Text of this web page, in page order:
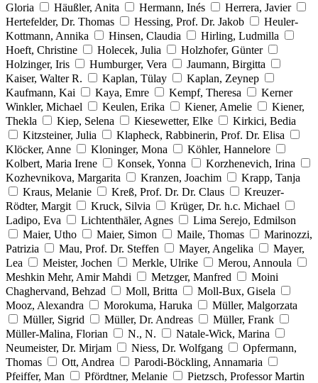
Gloria
Häußler, Anita Hermann, Inés
Herrera, Javier
Hertefelder, Dr. Thomas
Hessing, Prof. Dr. Jakob
Heuler-
Kottmann, Annika
Hinsen, Claudia
Hirling, Ludmilla
Hoeft, Christine
Holecek, Julia
Holzhofer, Günter
Holzinger, Iris
Humburger, Vera
Jaumann, Birgitta
Kaiser, Walter R.
Kaplan, Tülay
Kaplan, Zeynep
Kaufmann, Kai
Kaya, Emre Kempf, Theresa
Kerner
Winkler, Michael
Keulen, Erika Kiener, Amelie
Kiener,
Thekla
Kiep, Selena Kiesewetter, Elke
Kirkici, Bedia
Kitzsteiner, Julia
Klapheck, Rabbinerin, Prof. Dr. Elisa
Klöcker, Anne
Kloninger, Mona
Köhler, Hannelore
Kolbert, Maria Irene
Konsek, Yonna
Korzhenevich, Irina
Kozhevnikova, Margarita
Kranzen, Joachim
Krapp, Tanja
Kraus, Melanie
Kreß, Prof. Dr. Dr. Claus
Kreuzer-
Rödter, Margit
Kruck, Silvia
Krüger, Dr. h.c. Michael
Ladipo, Eva
Lichtenthäler, Agnes
Lima Serejo, Edmilson
Maier, Utho
Maier, Simon Maile, Thomas
Marinozzi,
Patrizia
Mau, Prof. Dr. Steffen Mayer, Angelika
Mayer,
Lea
Meister, Jochen Merkle, Ulrike
Merou, Annoula
Meshkin Mehr, Amir Mahdi
Metzger, Manfred
Moini
Chaghervand, Behzad
Moll, Britta
Moll-Bux, Gisela
Mooz, Alexandra
Morokuma, Haruka
Müller, Malgorzata
Müller, Sigrid
Müller, Dr. Andreas
Müller, Frank
Müller-Malina, Florian
N., N.
Natale-Wick, Marina
Neumeister, Dr. Mirjam
Niess, Dr. Wolfgang
Opfermann,
Thomas
Ott, Andrea
Parodi-Böckling, Annamaria
Pfeiffer, Man
Pfördtner, Melanie
Pietzsch, Professor Martin